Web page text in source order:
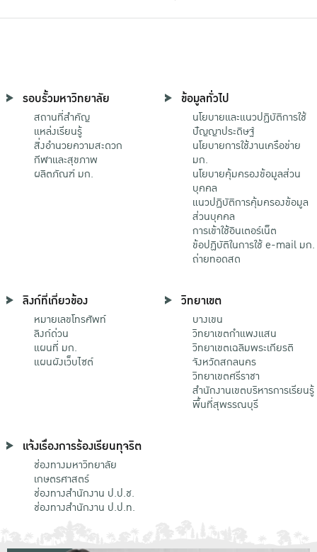
รอบรั้วมหาวิทยาลัย
สถานที่สำคัญ
แหล่งเรียนรู้
สิ่งอำนวยความสะดวก
กีฬาและสุขภาพ
ผลิตภัณฑ์ มก.
ข้อมูลทั่วไป
นโยบายและแนวปฏิบัติการใช้
ปัญญาประดิษฐ์
นโยบายการใช้งานเครือข่าย
มก.
นโยบายคุ้มครองข้อมูลส่วน
บุคคล
แนวปฏิบัติการคุ้มครองข้อมูล
ส่วนบุคคล
การเข้าใช้อินเตอร์เน็ต
ข้อปฏิบัติในการใช้ e-mail มก.
ถ่ายทอดสด
ลิงก์ที่เกี่ยวข้อง
หมายเลขโทรศัพท์
ลิงก์ด่วน
แผนที่ มก.
แผนผังเว็บไซต์
วิทยาเขต
บางเขน
วิทยาเขตกําแพงแสน
วิทยาเขตเฉลิมพระเกียรติ
จังหวัดสกลนคร
วิทยาเขตศรีราชา
สำนักงานเขตบริหารการเรียนรู้
พื้นที่สุพรรณบุรี
แจ้งเรื่องการร้องเรียนทุจริต
ช่องทางมหาวิทยาลัย
เกษตรศาสตร์
ช่องทางสำนักงาน ป.ป.ช.
ช่องทางสำนักงาน ป.ป.ท.